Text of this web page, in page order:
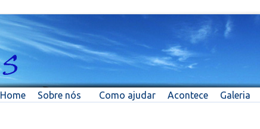
Home Sobre nós Como ajudar Acontece Galeria